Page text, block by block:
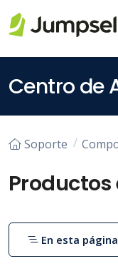
Centro de
Soporte
En esta página